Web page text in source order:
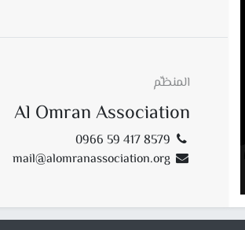
المنظِّم
Al Omran Association
0966 59 417 8579
mail@alomranassociation.org